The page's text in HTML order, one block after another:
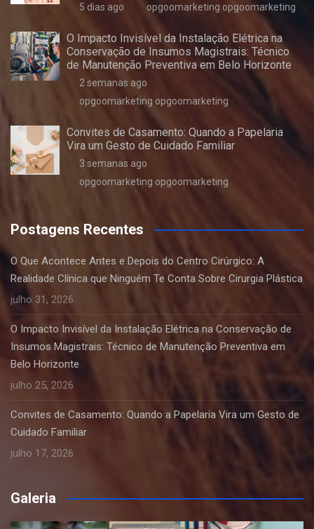
5 dias ago opgoomarketing opgoomarketing
O Impacto Invisível da Instalação Elétrica na
Conservação de Insumos Magistrais: Técnico
de Manutenção Preventiva em Belo Horizonte
2 semanas ago
opgoomarketing opgoomarketing
Convites de Casamento: Quando a Papelaria
Vira um Gesto de Cuidado Familiar
3 semanas ago
opgoomarketing opgoomarketing
Postagens Recentes
O Que Acontece Antes e Depois do Centro Cirúrgico: A
Realidade Clínica que Ninguém Te Conta Sobre Cirurgia Plástica
julho 31, 2026
O Impacto Invisível da Instalação Elétrica na Conservação de
Insumos Magistrais: Técnico de Manutenção Preventiva em
Belo Horizonte
julho 25, 2026
Convites de Casamento: Quando a Papelaria Vira um Gesto de
Cuidado Familiar
julho 17, 2026
Galeria